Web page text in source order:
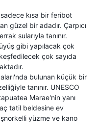
kısa bir feribot
güzel bir adadır. Çarpıcı
sularıyla tanınır.
gibi yapılacak çok
çok sayıda
bulunan küçük bir
tanınır. UNESCO
Marae'nin yanı
tatil beldesine ev
yüzme ve kano